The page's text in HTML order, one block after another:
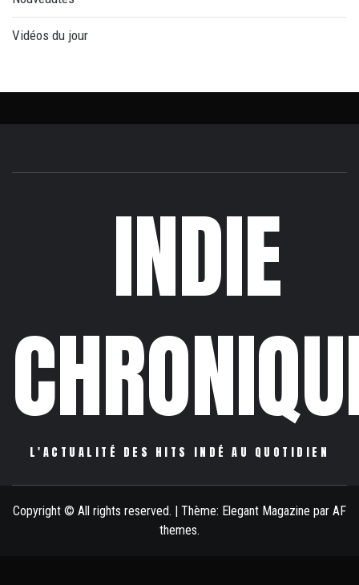
Vidéos du jour
INDIE
L'ACTUALITÉ DES HITS INDÉ AU QUOTIDIEN
Copyright © All rights reserved. Thème: Elegant Magazine par AF
themes.